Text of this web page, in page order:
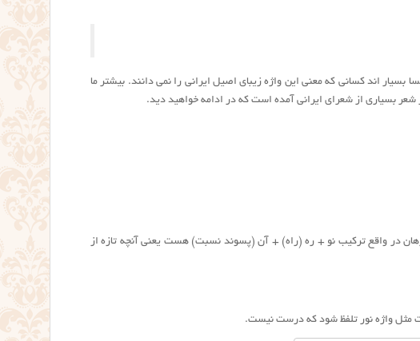
اند کسانی که معنی این واژه زیبای اصیل ایرانی را نمی دانند. بیشتر ما
شعر بسیاری از شعرای ایرانی آمده است که در ادامه خواهید دید.
در واقع ترکیب نو + ره (راه) + آن (پسوند نسبت) هست یعنی آنچه تازه از